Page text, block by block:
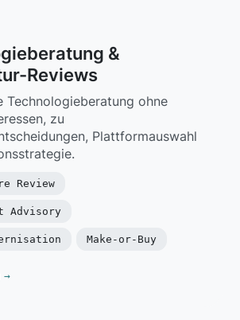
&
Reviews
Technologieberatung ohne
zu
Plattformauswahl
Review
Advisory
Make-or-Buy
→